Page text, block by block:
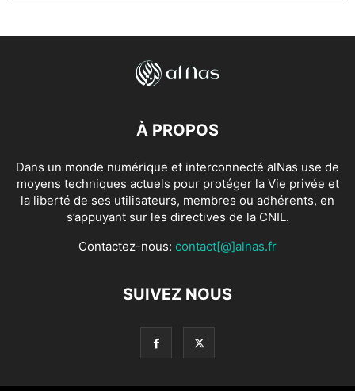
À PROPOS
Dans un monde numérique et interconnecté alNas use de
moyens techniques actuels pour protéger la Vie privée et
la liberté de ses utilisateurs, membres ou adhérents, en
s’appuyant sur les directives de la CNIL.
Contactez-nous: contact[@]alnas.fr
SUIVEZ NOUS